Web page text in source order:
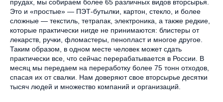
прудах, мы собираем более 65 различных видов вторсырья.
Это и «простые» — ПЭТ-бутылки, картон, стекло, и более
сложные — текстиль, тетрапак, электроника, а также редкие,
которые практически нигде не принимаются: блистеры от
лекарств, ручки, фломастеры, пенопласт и многое другое.
Таким образом, в одном месте человек может сдать
практически все, что сейчас перерабатывается в России. В
месяц мы передаем на переработку более 75 тонн отходов,
спасая их от свалки. Нам доверяют свое вторсырье десятки
тысяч людей и множество компаний и организаций.